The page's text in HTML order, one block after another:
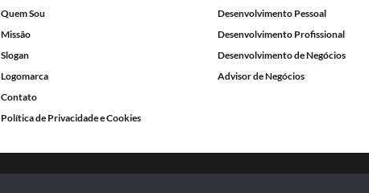
Quem Sou
Missão
Slogan
Logomarca
Contato
Política de Privacidade e Cookies
Desenvolvimento Pessoal
Desenvolvimento Profissional
Desenvolvimento de Negócios
Advisor de Negócios